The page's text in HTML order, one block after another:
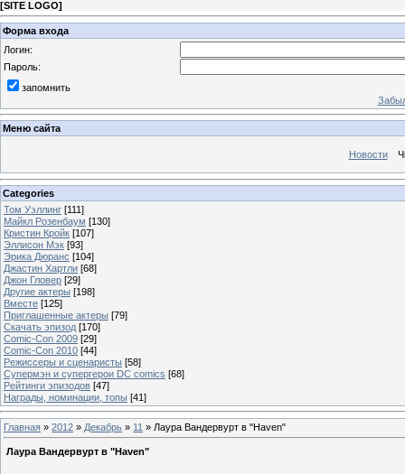
[SITE LOGO]
Форма входа
Логин:
Пароль:
запомнить
Меню сайта
Новости
Categories
Том Уэллинг [111]
Майкл Розенбаум [130]
Кристин Кройк [107]
Эллисон Мэк [93]
Эрика Дюранс [104]
Джастин Хартли [68]
Джон Гловер [29]
Другие актеры [198]
Вместе [125]
Приглашенные актеры [79]
Скачать эпизод [170]
Comic-Con 2009 [29]
Comic-Con 2010 [44]
Режиссеры и сценаристы [58]
Супермэн и супергерои DC comics [68]
Рейтинги эпизодов [47]
Награды, номинации, топы [41]
Главная » 2012 » Декабрь » 11 » Лаура Вандервурт в "Haven"
Лаура Вандервурт в "Haven"